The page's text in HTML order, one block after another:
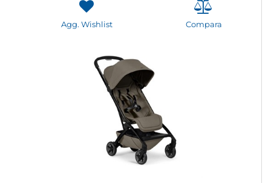
Agg. Wishlist Compara